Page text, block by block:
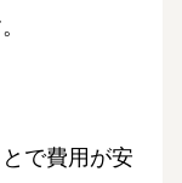
で費用が安